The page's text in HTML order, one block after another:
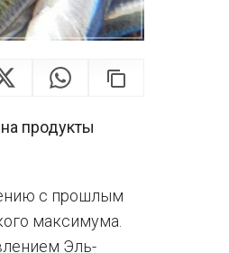
продукты
с прошлым
максимума.
Эль-